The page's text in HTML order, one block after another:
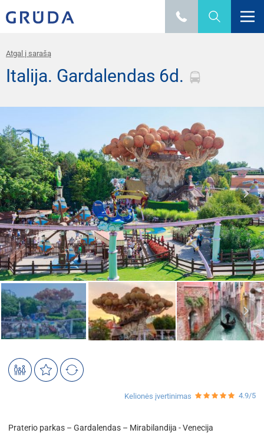
Atgal į sarašą
Italija. Gardalendas 6d.
Kelionės įvertinimas 4.9/5
Praterio parkas – Gardalendas – Mirabilandija - Venecija